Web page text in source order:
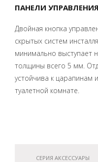
ПАНЕЛИ
Двойная кнопка
скрытых систем
минимально выступает
толщины всего 5 мм.
устойчива к царапинам
туалетной комнате.
СЕРИЯ АКСЕССУАРЫ